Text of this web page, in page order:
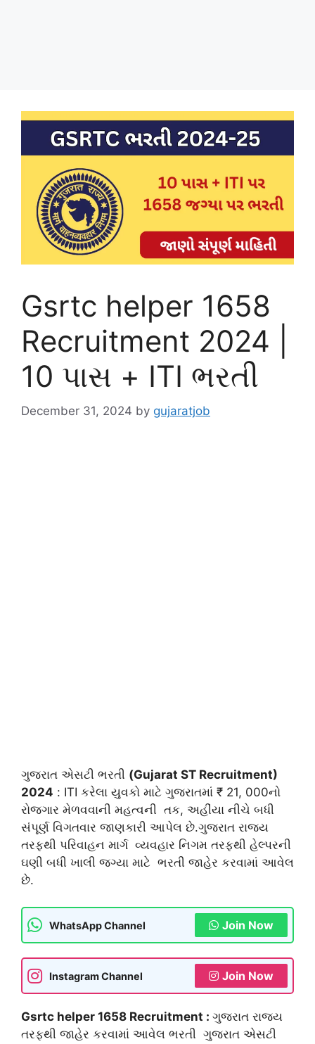
Gsrtc helper 1658
Recruitment 2024 |
10 પાસ + ITI ભરતી
December 31, 2024 by gujaratjob
ગુજરાત એસટી ભરતી (Gujarat ST Recruitment)
2024 : ITI કરેલા યુવકો માટે ગુજરાતમાં ₹ 21, 000નો
રોજગાર મેળવવાની મહત્વની તક, અહીંયા નીચે બધી
સંપૂર્ણ વિગતવાર જાણકારી આપેલ છે.ગુજરાત રાજ્ય
તરફથી પરિવાહન માર્ગ વ્યવહાર નિગમ તરફથી હેલ્પરની
ઘણી બધી ખાલી જગ્યા માટે ભરતી જાહેર કરવામાં આવેલ
છે.
WhatsApp Channel Join Now
Instagram Channel Join Now
Gsrtc helper 1658 Recruitment : ગુજરાત રાજ્ય
તરફથી જાહેર કરવામાં આવેલ ભરતી ગુજરાત એસટી